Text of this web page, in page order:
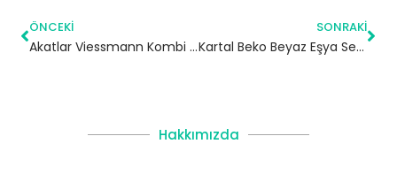
ÖNCEKI
Akatlar Viessmann Kombi Servisi – Beşiktaş Yetkili Servis
SONRAKI
Kartal Beko Beyaz Eşya Servisi
Hakkımızda